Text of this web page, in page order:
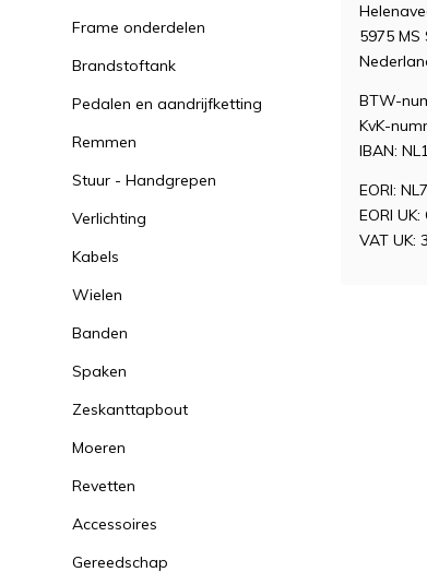
Frame onderdelen
Brandstoftank
Pedalen en aandrijfketting
Remmen
Stuur - Handgrepen
Verlichting
Kabels
Wielen
Banden
Spaken
Zeskanttapbout
Moeren
Revetten
Accessoires
Gereedschap
5975 MS
BTW-
KvK-
IBAN:
EORI:
EORI
VAT UK: